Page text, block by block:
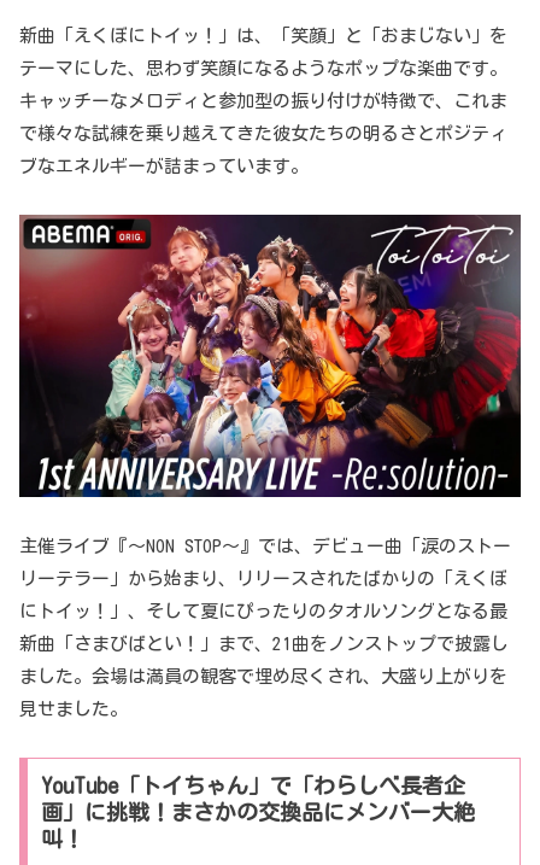
新曲「えくぼにトイッ！」は、「笑顔」と「おまじない」を
テーマにした、思わず笑顔になるようなポップな楽曲です。
キャッチーなメロディと参加型の振り付けが特徴で、これま
で様々な試練を乗り越えてきた彼女たちの明るさとポジティ
ブなエネルギーが詰まっています。
主催ライブ『〜NON STOP〜』では、デビュー曲「涙のストー
リーテラー」から始まり、リリースされたばかりの「えくぼ
にトイッ！」、そして夏にぴったりのタオルソングとなる最
新曲「さまびばとい！」まで、21曲をノンストップで披露し
ました。会場は満員の観客で埋め尽くされ、大盛り上がりを
見せました。
YouTube「トイちゃん」で「わらしべ長者企
画」に挑戦！まさかの交換品にメンバー大絶
叫！